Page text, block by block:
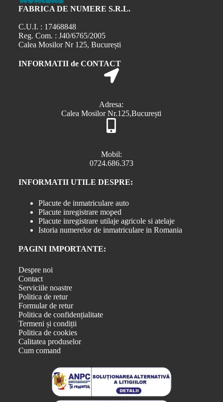
FABRICA DE NUMERE S.R.L.
C.U.I. : 17468848
Reg. Com. : J40/6765/2005
Calea Mosilor Nr 125, București
INFORMATII de CONTACT
Adresa:
Calea Mosilor Nr.125,București
Mobil:
0724.686.373
INFORMATII UTILE DESPRE:
Placute de inmatriculare auto
Placute inregistrare moped
Placute inregistrare utilaje agricole si atelaje
Istoria numerelor de inmatriculare in Romania
PAGINI IMPORTANTE:
Despre noi
Contact
Serviciile noastre
Politica de retur
Formular de retur
Politica de confidențialitate
Termeni și condiții
Politica de cookies
Calitatea produselor
Cum comand